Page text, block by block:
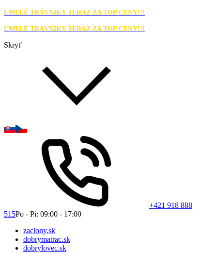
UMELÉ TRÁVNIKY TERAZ ZA TOP CENY!!!
UMELÉ TRÁVNIKY TERAZ ZA TOP CENY!!!
Skryť
+421 918 888
515Po - Pi: 09:00 - 17:00
zaclony.sk
dobrymatrac.sk
dobrylovec.sk